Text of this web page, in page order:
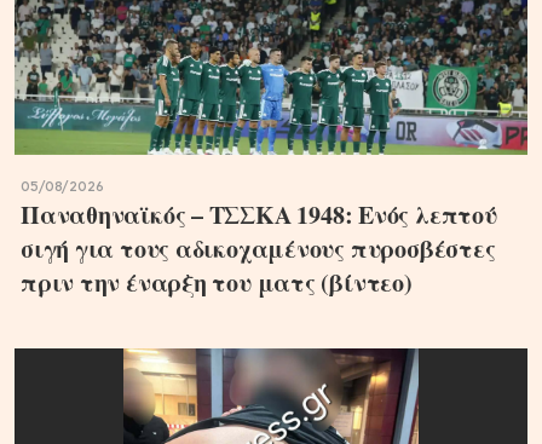
05/08/2026
Παναθηναϊκός – ΤΣΣΚΑ 1948: Ενός λεπτού
σιγή για τους αδικοχαμένους πυροσβέστες
πριν την έναρξη του ματς (βίντεο)